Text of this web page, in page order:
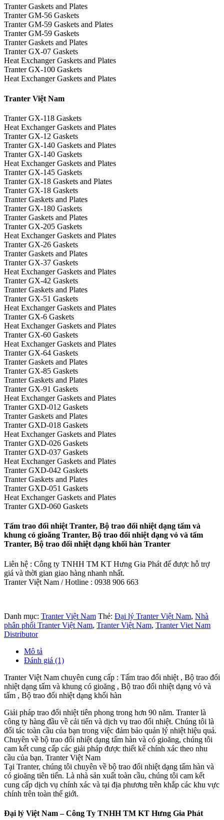
Tranter Gaskets and Plates
Tranter GM-56 Gaskets
Tranter GM-59 Gaskets and Plates
Tranter GM-59 Gaskets
Tranter Gaskets and Plates
Tranter GX-07 Gaskets
Heat Exchanger Gaskets and Plates
Tranter GX-100 Gaskets
Heat Exchanger Gaskets and Plates
Tranter Việt Nam
Tranter GX-118 Gaskets
Heat Exchanger Gaskets and Plates
Tranter GX-12 Gaskets
Tranter GX-140 Gaskets and Plates
Tranter GX-140 Gaskets
Heat Exchanger Gaskets and Plates
Tranter GX-145 Gaskets
Tranter GX-18 Gaskets and Plates
Tranter GX-18 Gaskets
Tranter Gaskets and Plates
Tranter GX-180 Gaskets
Tranter Gaskets and Plates
Tranter GX-205 Gaskets
Heat Exchanger Gaskets and Plates
Tranter GX-26 Gaskets
Tranter Gaskets and Plates
Tranter GX-37 Gaskets
Heat Exchanger Gaskets and Plates
Tranter GX-42 Gaskets
Tranter Gaskets and Plates
Tranter GX-51 Gaskets
Heat Exchanger Gaskets and Plates
Tranter GX-6 Gaskets
Heat Exchanger Gaskets and Plates
Tranter GX-60 Gaskets
Heat Exchanger Gaskets and Plates
Tranter GX-64 Gaskets
Tranter Gaskets and Plates
Tranter GX-85 Gaskets
Tranter Gaskets and Plates
Tranter GX-91 Gaskets
Heat Exchanger Gaskets and Plates
Tranter GXD-012 Gaskets
Tranter Gaskets and Plates
Tranter GXD-018 Gaskets
Heat Exchanger Gaskets and Plates
Tranter GXD-026 Gaskets
Tranter GXD-037 Gaskets
Heat Exchanger Gaskets and Plates
Tranter GXD-042 Gaskets
Tranter Gaskets and Plates
Tranter GXD-051 Gaskets
Heat Exchanger Gaskets and Plates
Tranter GXD-060 Gaskets
Tấm trao đổi nhiệt Tranter, Bộ trao đổi nhiệt dạng tấm và
khung có gioăng Tranter, Bộ trao đổi nhiệt dạng vỏ và tấm
Tranter, Bộ trao đổi nhiệt dạng khối hàn Tranter
Liên hệ : Công ty TNHH TM KT Hưng Gia Phát để được hỗ trợ
giá và thời gian giao hàng nhanh nhất.
Tranter Việt Nam / Hotline : 0938 906 663
Danh mục: Tranter Việt Nam Thẻ: Đại lý Tranter Việt Nam, Nhà
phân phối Tranter Việt Nam, Tranter Việt Nam, Tranter Viet Nam
Distributor
Mô tả
Đánh giá (1)
Tranter Việt Nam chuyên cung cấp : Tấm trao đổi nhiệt , Bộ trao đổi
nhiệt dạng tấm và khung có gioăng , Bộ trao đổi nhiệt dạng vỏ và
tấm , Bộ trao đổi nhiệt dạng khối hàn
Giải pháp trao đổi nhiệt tiên phong trong hơn 90 năm. Tranter là
công ty hàng đầu về cải tiến và dịch vụ trao đổi nhiệt. Chúng tôi là
đối tác toàn cầu của bạn trong việc đảm bảo quản lý nhiệt hiệu quả.
Chuyên về bộ trao đổi nhiệt dạng tấm hàn và có gioăng, chúng tôi
cam kết cung cấp các giải pháp được thiết kế chính xác theo nhu
cầu của bạn. Tranter Việt Nam
Tại Tranter, chúng tôi chuyên về bộ trao đổi nhiệt dạng tấm hàn và
có gioăng tiên tiến. Là nhà sản xuất toàn cầu, chúng tôi cam kết
cung cấp dịch vụ chính xác và tại địa phương trên khắp các khu vực
chính trên toàn thế giới.
Đại lý Việt Nam – Công Ty TNHH TM KT Hưng Gia Phát